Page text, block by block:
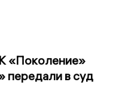
«Поколение»
передали в суд